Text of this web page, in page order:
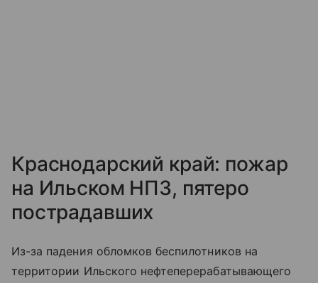
Краснодарский край: пожар
на Ильском НПЗ, пятеро
пострадавших
Из-за падения обломков беспилотников на
территории Ильского нефтеперерабатывающего